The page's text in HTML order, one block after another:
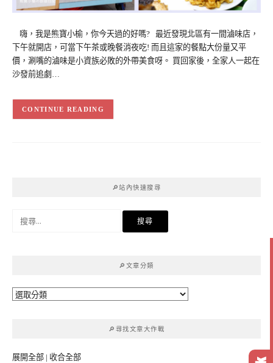
嗨，我是熊寶小榆，你今天過的好嗎? 最近發現北區有一間滷味店，
下午就開店，可當下午茶或晚餐消夜吃! 而且這家的餐點大份量又平
價，涮嘴的滷味是小資族必敗的外帶美食呀。 買回家後，全家人一起在
沙發前追劇…
CONTINUE READING
🔎站內快速搜尋
🔎文章分類
🔎
🔎尋找文章大作戰
展開全部 | 收合全部